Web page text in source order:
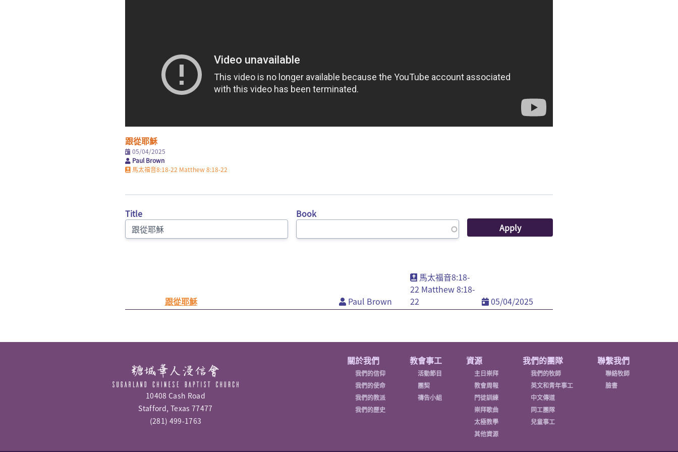
跟從耶穌
05/04/2025
Paul Brown
馬太福音8:18-22 Matthew 8:18-22
Title Book
跟從耶穌 Paul Brown
馬太福音8:18-
22 Matthew 8:18-
22
05/04/2025
10408 Cash Road
Stafford, Texas 77477
(281) 499-1763
Main
Nav
關於我們
我們的信仰
我們的使命
我們的教派
我們的歷史
教會事工
活動節目
團契
禱告小組
資源
主日崇拜
教會周報
門徒訓練
崇拜歌曲
太極教學
其他資源
我們的團隊
我們的牧師
英文和青年事工
中文傳道
同工團隊
兒童事工
聯繫我們
聯絡牧師
臉書